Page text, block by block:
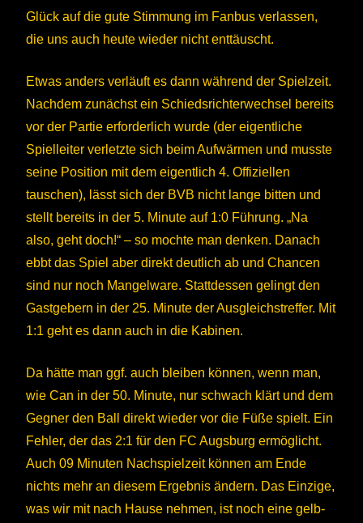
Glück auf die gute Stimmung im Fanbus verlassen,
die uns auch heute wieder nicht enttäuscht.
Etwas anders verläuft es dann während der Spielzeit.
Nachdem zunächst ein Schieds­richter­wechsel bereits
vor der Partie erforderlich wurde (der eigentliche
Spielleiter verletzte sich beim Aufwärmen und musste
seine Position mit dem eigentlich 4. Offiziellen
tauschen), lässt sich der BVB nicht lange bitten und
stellt bereits in der 5. Minute auf 1:0 Führung. „Na
also, geht doch!“ – so mochte man denken. Danach
ebbt das Spiel aber direkt deutlich ab und Chancen
sind nur noch Mangelware. Stattdessen gelingt den
Gastgebern in der 25. Minute der Ausgleichstreffer. Mit
1:1 geht es dann auch in die Kabinen.
Da hätte man ggf. auch bleiben können, wenn man,
wie Can in der 50. Minute, nur schwach klärt und dem
Gegner den Ball direkt wieder vor die Füße spielt. Ein
Fehler, der das 2:1 für den FC Augsburg ermöglicht.
Auch 09 Minuten Nachspielzeit können am Ende
nichts mehr an diesem Ergebnis ändern. Das Einzige,
was wir mit nach Hause nehmen, ist noch eine gelb-